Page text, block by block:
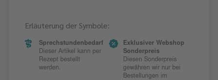
Erläuterung der Symbole:
Sprechstundenbedarf
Dieser Artikel kann per
Rezept bestellt
werden.
Exklusiver Webshop
Sonderpreis
Diesen Sonderpreis
gewähren wir nur bei
Bestellungen im